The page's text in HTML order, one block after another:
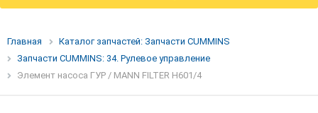
Главная
Каталог запчастей: Запчасти CUMMINS
Запчасти CUMMINS: 34. Рулевое управление
Элемент насоса ГУР / MANN FILTER H601/4